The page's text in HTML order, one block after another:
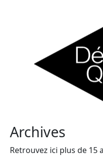
Archives
Retrouvez ici plus de 15